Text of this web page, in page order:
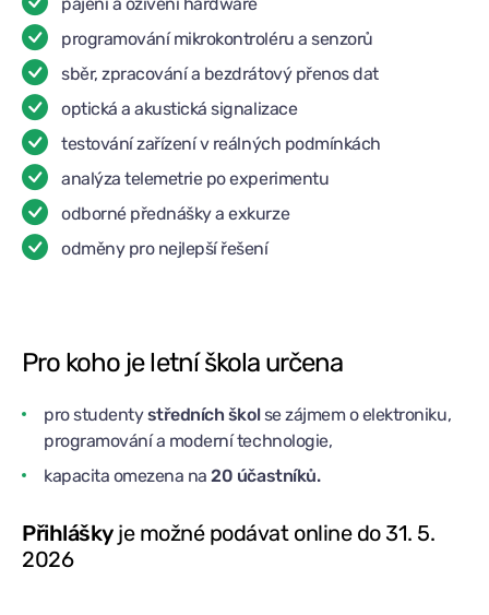
pájení a oživení hardware
programování mikrokontroléru a senzorů
sběr, zpracování a bezdrátový přenos dat
optická a akustická signalizace
testování zařízení v reálných podmínkách
analýza telemetrie po experimentu
odborné přednášky a exkurze
odměny pro nejlepší řešení
Pro koho je letní škola určena
pro studentystředních školse zájmem o elektroniku,
programování a moderní technologie,
kapacita omezena na20 účastníků.
Přihláškyje možné podávat online do 31. 5.
2026